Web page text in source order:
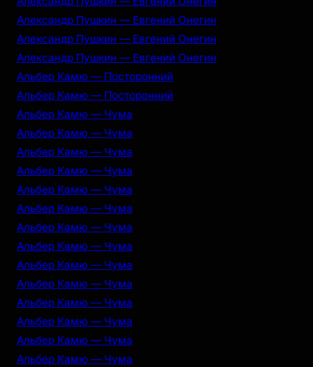
Александр Пушкин — Евгений Онегин
Александр Пушкин — Евгений Онегин
Александр Пушкин — Евгений Онегин
Альбер Камю — Посторонний
Альбер Камю — Посторонний
Альбер Камю — Чума
Альбер Камю — Чума
Альбер Камю — Чума
Альбер Камю — Чума
Альбер Камю — Чума
Альбер Камю — Чума
Альбер Камю — Чума
Альбер Камю — Чума
Альбер Камю — Чума
Альбер Камю — Чума
Альбер Камю — Чума
Альбер Камю — Чума
Альбер Камю — Чума
Альбер Камю — Чума